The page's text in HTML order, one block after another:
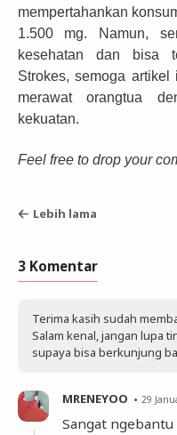
mempertahankan
1.500 mg. Namun,
kesehatan dan bisa
Strokes, semoga
merawat orangtua
kekuatan.
Feel free to drop your
Lebih lama
3 Komentar
Terima kasih sudah
Salam kenal, jangan lupa
supaya bisa berkunjung
MRENEYOO 29
Sangat